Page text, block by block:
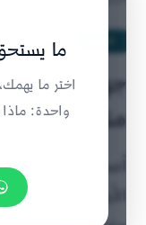
جهاز
متوسط عوائد
ما
اختر ما
واحدة: